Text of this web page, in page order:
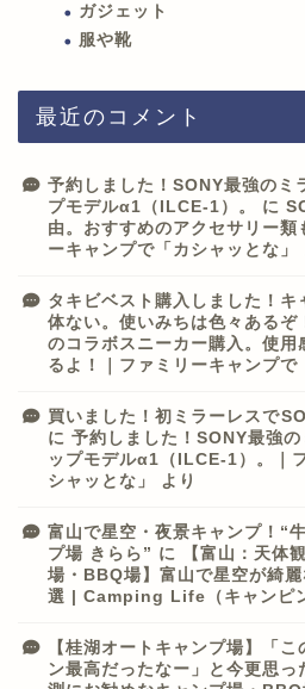
ガジェット
服や靴
最近のコメント
予約しました！SONY最強のミ
プモデルα1（ILCE-1）。
に
由。おすすめのアクセサリー類
ーキャンプで「カシャッとな」
タキビベスト購入しました！
体ない。使いみちは色々あるぞ
のコラボスニーカー購入。使用
るよ！｜ファミリーキャンプで
買いました！初ミラーレスで
に 予約しました！SONY最強
ップモデルα1（ILCE-1）。｜
シャッとな」
より
富山で星空・夜景キャンプ！“
プ場 きらら” に
【富山：天体
場・BBQ場】富山で星空が綺
選 | Camping Life（キャンピ
【桂湖オートキャンプ場】「
ン最高だったなー」と今更思っ